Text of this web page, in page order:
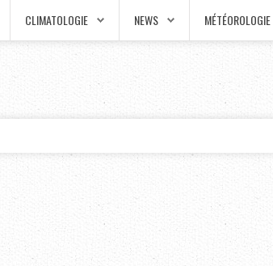
CLIMATOLOGIE NEWS MÉTÉOROLOGIE